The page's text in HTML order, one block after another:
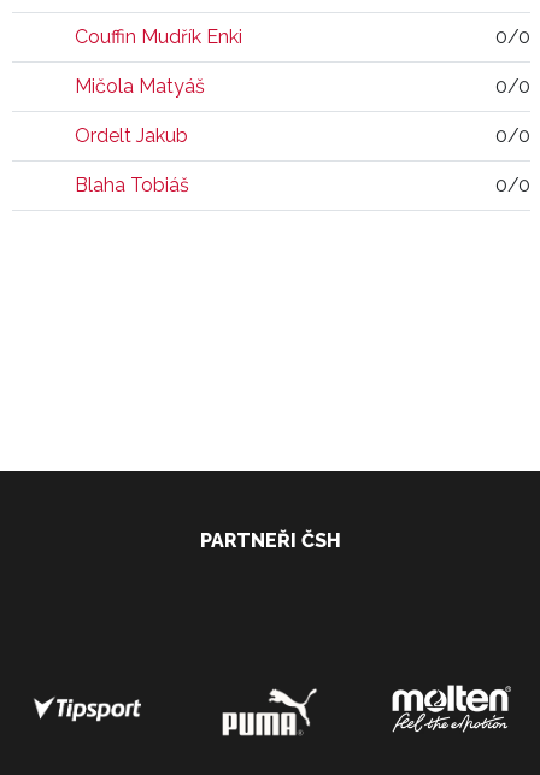
Couffin Mudřík Enki 0/0
Mičola Matyáš 0/0
Ordelt Jakub 0/0
Blaha Tobiáš 0/0
PARTNEŘI ČSH